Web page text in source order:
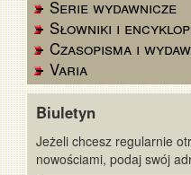
Serie wydawnicze
Słowniki i
Czasopisma i
Varia
Biuletyn
Jeżeli chcesz regularnie
nowościami, podaj swój